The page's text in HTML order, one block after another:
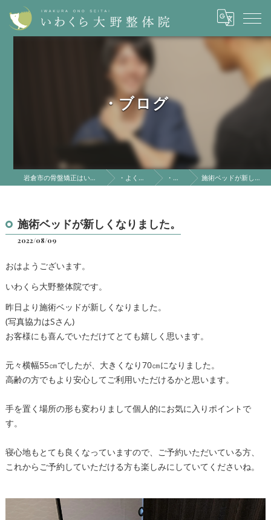
・ブログ
岩倉市の骨盤矯正はいわくら大野整体院 ・よくある質問 ・ブログ 施術ベッドが新しくなりました。
施術ベッドが新しくなりました。
2022/08/09
おはようございます。
いわくら大野整体院です。
昨日より施術ベッドが新しくなりました。
(写真協力はSさん)
お客様にも喜んでいただけてとても嬉しく思います。
元々横幅55㎝でしたが、大きくなり70㎝になりました。
高齢の方でもより安心してご利用いただけるかと思います。
手を置く場所の形も変わりまして個人的にお気に入りポイントで
す。
寝心地もとても良くなっていますので、ご予約いただいている方、
これからご予約していただける方も楽しみにしていてくださいね。